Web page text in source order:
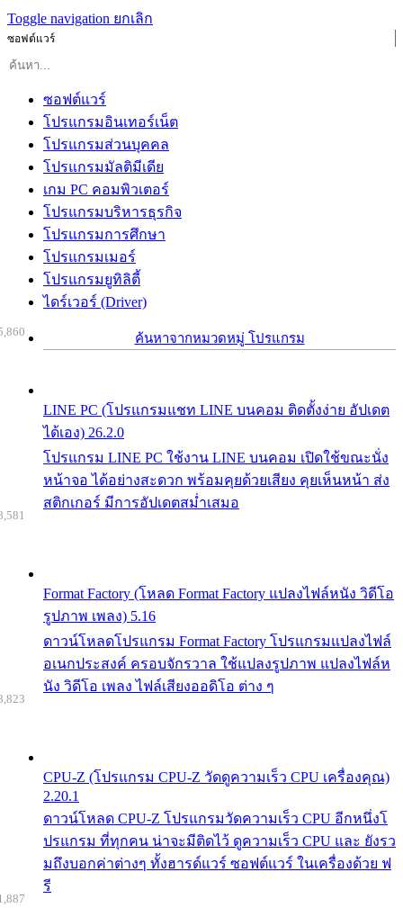
Toggle navigation ยกเลิก
ซอฟต์แวร์
ซอฟต์แวร์
โปรแกรมอินเทอร์เน็ต
โปรแกรมส่วนบุคคล
โปรแกรมมัลติมีเดีย
เกม PC คอมพิวเตอร์
โปรแกรมบริหารธุรกิจ
โปรแกรมการศึกษา
โปรแกรมเมอร์
โปรแกรมยูทิลิตี้
ไดร์เวอร์ (Driver)
ค้นหาจากหมวดหมู่ โปรแกรม
LINE PC (โปรแกรมแชท LINE บนคอม ติดตั้งง่าย อัปเดต
ได้เอง) 26.2.0
โปรแกรม LINE PC ใช้งาน LINE บนคอม เปิดใช้ขณะนั่ง
หน้าจอ ได้อย่างสะดวก พร้อมคุยด้วยเสียง คุยเห็นหน้า ส่ง
สติกเกอร์ มีการอัปเดตสม่ำเสมอ
Format Factory (โหลด Format Factory แปลงไฟล์หนัง วิดีโอ
รูปภาพ เพลง) 5.16
ดาวน์โหลดโปรแกรม Format Factory โปรแกรมแปลงไฟล์
อเนกประสงค์ ครอบจักรวาล ใช้แปลงรูปภาพ แปลงไฟล์ห
นัง วิดีโอ เพลง ไฟล์เสียงออดิโอ ต่าง ๆ
CPU-Z (โปรแกรม CPU-Z วัดดูความเร็ว CPU เครื่องคุณ)
2.20.1
ดาวน์โหลด CPU-Z โปรแกรมวัดความเร็ว CPU อีกหนึ่งโ
ปรแกรม ที่ทุกคน น่าจะมีติดไว้ ดูความเร็ว CPU และ ยังรว
มถึงบอกค่าต่างๆ ทั้งฮารด์แวร์ ซอฟต์แวร์ ในเครื่องด้วย ฟ
รี